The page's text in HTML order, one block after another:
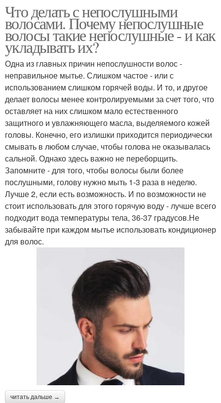
непослушных волос
Что делать с непослушными
волосами. Почему непослушные
волосы такие непослушные - и как
укладывать их?
Одна из главных причин непослушности волос -
неправильное мытье. Слишком частое - или с
использованием слишком горячей воды. И то, и другое
делает волосы менее контролируемыми за счет того, что
оставляет на них слишком мало естественного
защитного и увлажняющего масла, выделяемого кожей
головы. Конечно, его излишки приходится периодически
смывать в любом случае, чтобы голова не оказывалась
сальной. Однако здесь важно не переборщить.
Запомните - для того, чтобы волосы были более
послушными, голову нужно мыть 1-3 раза в неделю.
Лучше 2, если есть возможность. И по возможности не
стоит использовать для этого горячую воду - лучше всего
подходит вода температуры тела, 36-37 градусов.Не
забывайте при каждом мытье использовать кондиционер
для волос.
читать дальше →